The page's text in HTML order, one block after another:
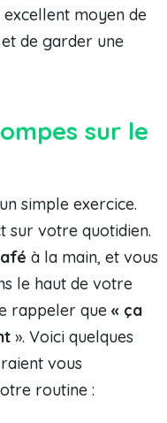
moyen de
de garder une
sur le
simple exercice.
sur votre quotidien.
à la main, et vous
le haut de votre
rappeler que « ça
». Voici quelques
vous
routine :